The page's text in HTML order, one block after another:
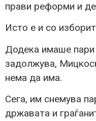
прави реформи и
Исто е и со
Додека имаше
задолжува,
нема да има.
Сега, им снемува
државата и